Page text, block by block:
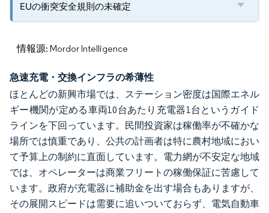
EUの衝突安全規則の未確定
情報源: Mordor Intelligence
急速充電・交換インフラの希薄性
ほとんどの新興市場では、ステーション密度は国際エネル
ギー機関が定める車両10台あたり充電器1台というガイド
ラインを下回っています。民間投資家は稼働率が不確かな
場所では慎重であり、公共の計画者は特に農村地域におい
て予算上の制約に直面しています。電力網が不安定な地域
では、オペレーターは商業フリートの稼働保証に苦慮して
います。政府が充電器に補助金を出す場合もありますが、
その展開スピードは需要に追いついておらず、電気自動車